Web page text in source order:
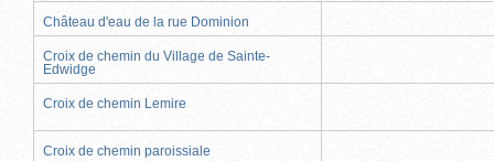
Château d'eau de la rue Dominion
Croix de chemin du Village de Sainte-
Edwidge
Croix de chemin Lemire
Croix de chemin paroissiale